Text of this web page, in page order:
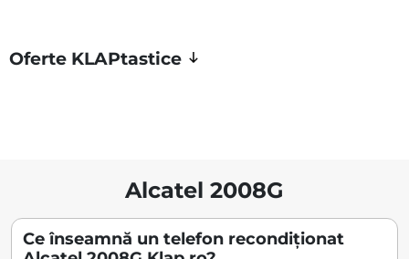
Oferte KLAPtastice
Alcatel 2008G
Ce înseamnă un telefon recondiționat